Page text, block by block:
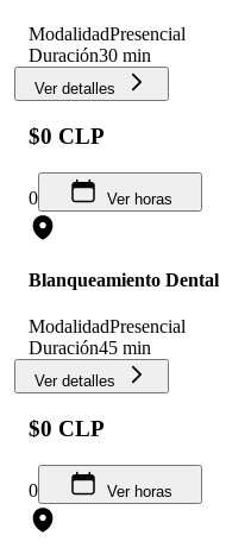
ModalidadPresencial
Duración30 min
Ver detalles
$0 CLP
0 Ver horas
Blanqueamiento Dental
ModalidadPresencial
Duración45 min
Ver detalles
$0 CLP
0 Ver horas